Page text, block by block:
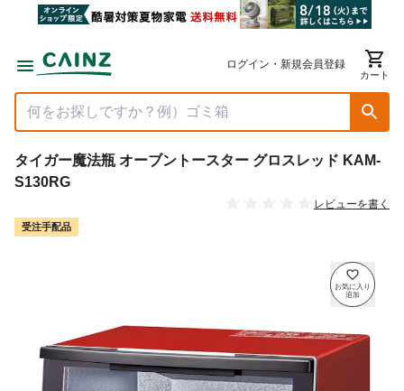
ログイン・新規会員登録
カート
タイガー魔法瓶 オーブントースター グロスレッド KAM-
S130RG
レビューを書く
受注手配品